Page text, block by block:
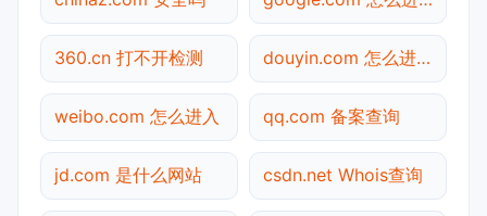
360.cn 打不开检测 douyin.com 怎么进入
weibo.com 怎么进入 qq.com 备案查询
jd.com 是什么网站 csdn.net Whois查询